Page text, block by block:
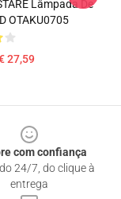
Lâmpada De
OTAKU0705
27,59
com confiança
24/7, do clique à
entrega